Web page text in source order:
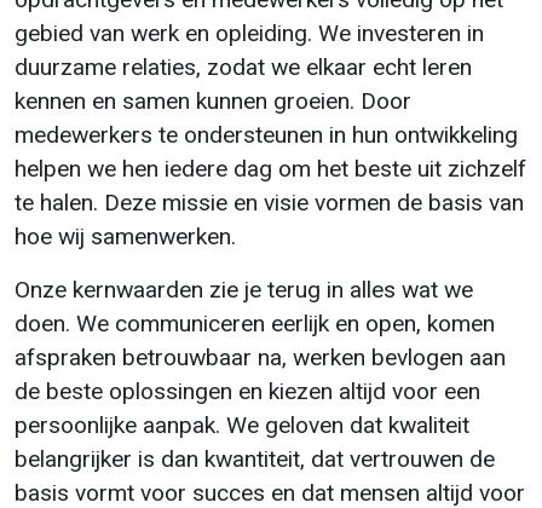
gebied van werk en opleiding. We investeren in
duurzame relaties, zodat we elkaar echt leren
kennen en samen kunnen groeien. Door
medewerkers te ondersteunen in hun ontwikkeling
helpen we hen iedere dag om het beste uit zichzelf
te halen. Deze missie en visie vormen de basis van
hoe wij samenwerken.
Onze kernwaarden zie je terug in alles wat we
doen. We communiceren eerlijk en open, komen
afspraken betrouwbaar na, werken bevlogen aan
de beste oplossingen en kiezen altijd voor een
persoonlijke aanpak. We geloven dat kwaliteit
belangrijker is dan kwantiteit, dat vertrouwen de
basis vormt voor succes en dat mensen altijd voor